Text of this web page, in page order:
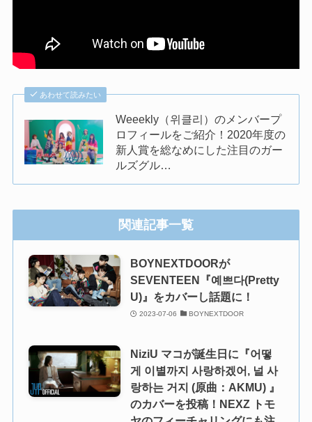
あわせて読みたい
Weeekly（위클리）のメンバープ
ロフィールをご紹介！2020年度の
新人賞を総なめにした注目のガー
ルズグル…
関連記事一覧
BOYNEXTDOORが
SEVENTEEN『예쁘다(Pretty
U)』をカバーし話題に！
2023-07-06 BOYNEXTDOOR
NiziU マコが誕生日に『어떻
게 이별까지 사랑하겠어, 널 사
랑하는 거지 (原曲：AKMU) 』
のカバーを投稿！NEXZ トモ